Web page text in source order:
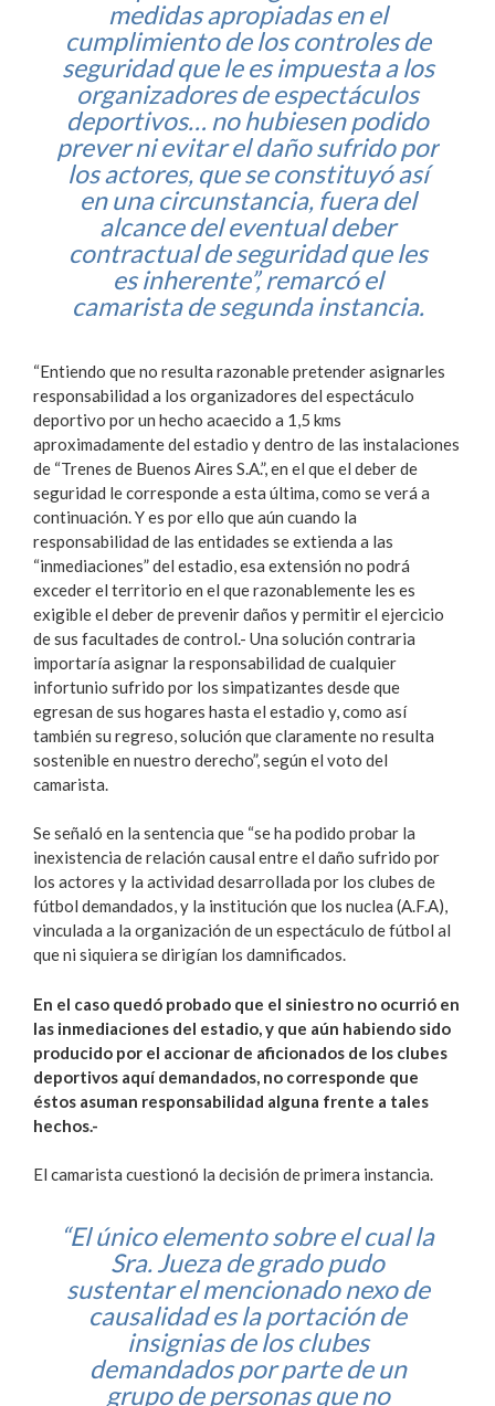
medidas apropiadas en el
cumplimiento de los controles de
seguridad que le es impuesta a los
organizadores de espectáculos
deportivos… no hubiesen podido
prever ni evitar el daño sufrido por
los actores, que se constituyó así
en una circunstancia, fuera del
alcance del eventual deber
contractual de seguridad que les
es inherente”, remarcó el
camarista de segunda instancia.
“Entiendo que no resulta razonable pretender asignarles
responsabilidad a los organizadores del espectáculo
deportivo por un hecho acaecido a 1,5 kms
aproximadamente del estadio y dentro de las instalaciones
de “Trenes de Buenos Aires S.A.”, en el que el deber de
seguridad le corresponde a esta última, como se verá a
continuación. Y es por ello que aún cuando la
responsabilidad de las entidades se extienda a las
“inmediaciones” del estadio, esa extensión no podrá
exceder el territorio en el que razonablemente les es
exigible el deber de prevenir daños y permitir el ejercicio
de sus facultades de control.- Una solución contraria
importaría asignar la responsabilidad de cualquier
infortunio sufrido por los simpatizantes desde que
egresan de sus hogares hasta el estadio y, como así
también su regreso, solución que claramente no resulta
sostenible en nuestro derecho”, según el voto del
camarista.
Se señaló en la sentencia que “se ha podido probar la
inexistencia de relación causal entre el daño sufrido por
los actores y la actividad desarrollada por los clubes de
fútbol demandados, y la institución que los nuclea (A.F.A),
vinculada a la organización de un espectáculo de fútbol al
que ni siquiera se dirigían los damnificados.
En el caso quedó probado que el siniestro no ocurrió en
las inmediaciones del estadio, y que aún habiendo sido
producido por el accionar de aficionados de los clubes
deportivos aquí demandados, no corresponde que
éstos asuman responsabilidad alguna frente a tales
hechos.-
El camarista cuestionó la decisión de primera instancia.
“El único elemento sobre el cual la
Sra. Jueza de grado pudo
sustentar el mencionado nexo de
causalidad es la portación de
insignias de los clubes
demandados por parte de un
grupo de personas que no